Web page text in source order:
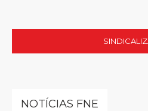
NOTÍCIAS FNE